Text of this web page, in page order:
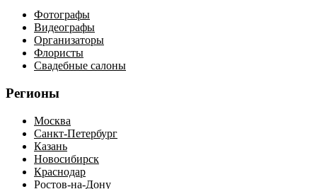
Фотографы
Видеографы
Организаторы
Флористы
Свадебные салоны
Регионы
Москва
Санкт-Петербург
Казань
Новосибирск
Краснодар
Ростов-на-Дону